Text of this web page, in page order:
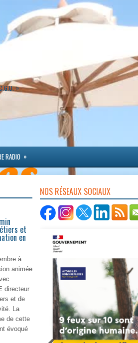
»
RADIO »
et
en
à
animée
directeur
et de
La
de cette
évoqué
NOS RÉSEAUX SOCIAUX